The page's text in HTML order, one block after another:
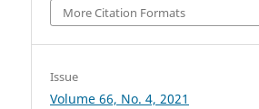
More Citation Formats
Issue
Volume 66, No. 4, 2021